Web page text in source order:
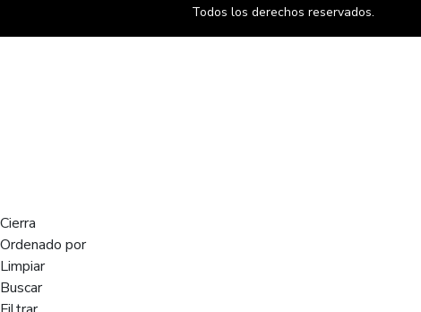
Todos los derechos reservados.
Cierra
Ordenado por
Limpiar
Buscar